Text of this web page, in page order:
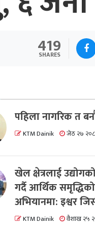
419
SHARES
पहिला नागरिक त
KTM Dainik जेठ २७
खेल क्षेत्रलाई
गर्दै आर्थिक
अभियानमा: इश्वर
KTM Dainik वैशाख २५